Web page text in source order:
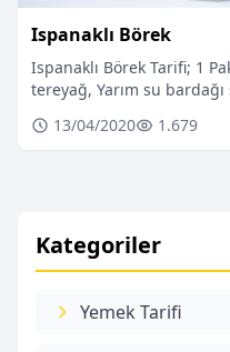
Kategoriler
Yemek Tarifi
Ispanaklı Börek
Ispanaklı Börek Tarifi; 1
tereyağ, Yarım su bardağı
13/04/2020
1.679